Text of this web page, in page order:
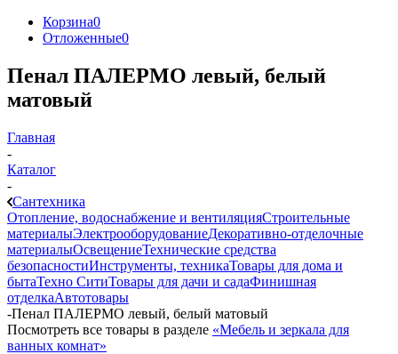
Корзина0
Отложенные0
Пенал ПАЛЕРМО левый, белый
матовый
Главная
-
Каталог
-
Сантехника
Отопление, водоснабжение и вентиляцияСтроительные
материалыЭлектрооборудованиеДекоративно-отделочные
материалыОсвещениеТехнические средства
безопасностиИнструменты, техникаТовары для дома и
бытаТехно СитиТовары для дачи и садаФинишная
отделкаАвтотовары
-Пенал ПАЛЕРМО левый, белый матовый
Посмотреть все товары в разделе «Мебель и зеркала для
ванных комнат»